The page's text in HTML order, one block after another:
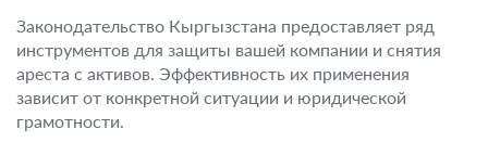
Законодательство Кыргызстана предоставляет ряд
инструментов для защиты вашей компании и снятия
ареста с активов. Эффективность их применения
зависит от конкретной ситуации и юридической
грамотности.